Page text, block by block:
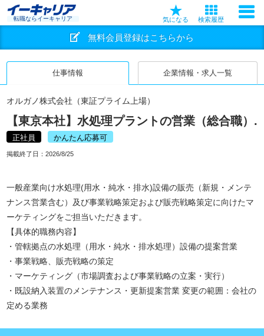
転職ならイーキャリア 気になる 検索履歴
無料会員登録はこちらから
仕事情報 企業情報・求人一覧
オルガノ株式会社（東証プライム上場）
【東京本社】水処理プラントの営業（総合職）.
正社員 かんたん応募可
掲載終了日： 2026/8/25
一般産業向け水処理(用水・純水・排水)設備の販売（新規・メンテ
ナンス営業含む）及び事業戦略策定および販売戦略策定に向けたマ
ーケティングをご担当いただきます。
【具体的職務内容】
・管轄拠点の水処理（用水・純水・排水処理）設備の提案営業
・事業戦略、販売戦略の策定
・マーケティング（市場調査および事業戦略の立案・実行）
・既設納入装置のメンテナンス・更新提案営業 変更の範囲：会社の
定める業務